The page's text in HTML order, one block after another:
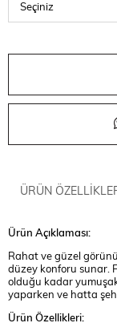
ÜRÜN
Ürün Açıklaması:
Rahat ve güzel
düzey konforu sunar.
olduğu kadar
yaparken ve hatta
Ürün Özellikleri: